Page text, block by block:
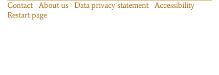
Contact About us Data privacy statement
Accessibility
Restart page